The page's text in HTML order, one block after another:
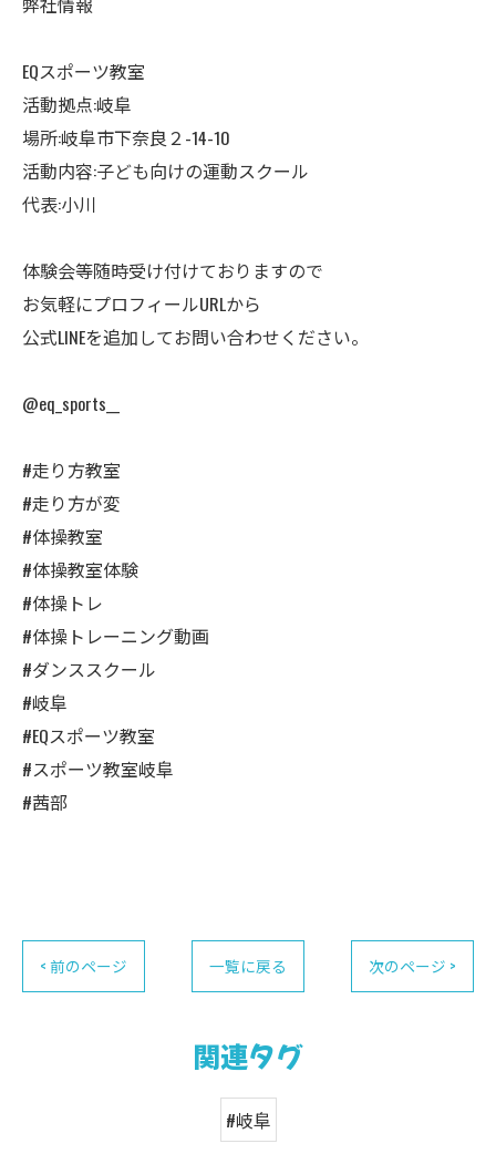
EQスポーツ教室
活動拠点:岐阜
場所:岐阜市下奈良２-14-10
活動内容:子ども向けの運動スクール
代表:小川
体験会等随時受け付けておりますので
お気軽にプロフィールURLから
公式LINEを追加してお問い合わせください。
@eq_sports__
#走り方教室
#走り方が変
#体操教室
#体操教室体験
#体操トレ
#体操トレーニング動画
#ダンススクール
#岐阜
#EQスポーツ教室
#スポーツ教室岐阜
#茜部
< 前のページ 一覧に戻る 次のページ >
関連タグ
#岐阜